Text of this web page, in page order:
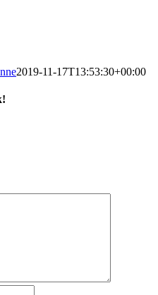
2019-11-17T13:53:30+00:00